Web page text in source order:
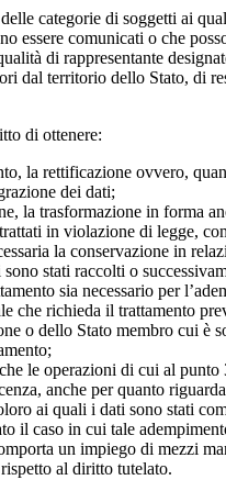
categorie di soggetti ai
essere comunicati o che
di rappresentante
dal territorio dello Stato, di
di ottenere:
la rettificazione ovvero,
dei dati;
la trasformazione in forma
in violazione di legge,
la conservazione in
stati raccolti o
sia necessario per
che richieda il trattamento
o dello Stato membro cui è
le operazioni di cui al punto
anche per quanto
ai quali i dati sono stati
il caso in cui tale
un impiego di mezzi
al diritto tutelato.